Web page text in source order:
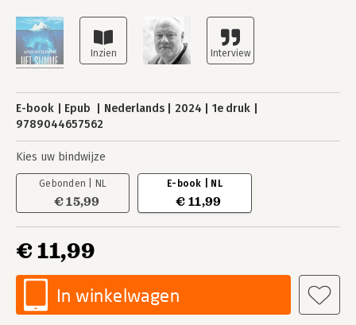
E-book Epub Nederlands 2024
1e druk
9789044657562
Kies uw bindwijze
Gebonden | NL
€ 15,99
E-book | NL
€ 11,99
€ 11,99
In winkelwagen